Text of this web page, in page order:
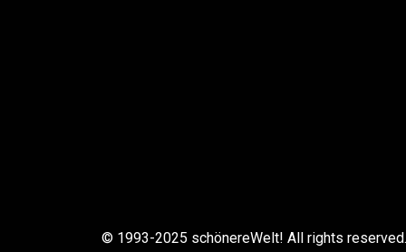
© 1993-2025 schönereWelt! All rights reserved.